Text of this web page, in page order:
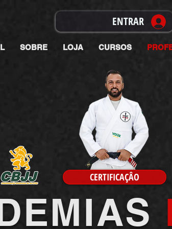
ENTRAR
SOBRE LOJA CURSOS
CERTIFICAÇÂO